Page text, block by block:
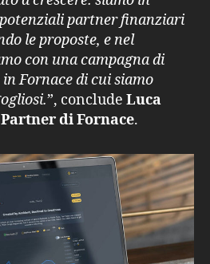
partner finanziari
le proposte, e nel
con una campagna di
Fornace di cui siamo
”, conclude Luca
di Fornace.